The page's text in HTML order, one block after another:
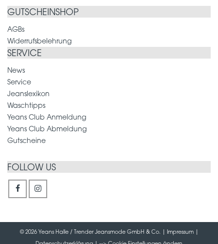
GUTSCHEINSHOP
AGBs
Widerrufsbelehrung
SERVICE
News
Service
Jeanslexikon
Waschtipps
Yeans Club Anmeldung
Yeans Club Abmeldung
Gutscheine
FOLLOW US
© 2026 Yeans Halle / Trender Jeansmode GmbH & Co. | Impressum|